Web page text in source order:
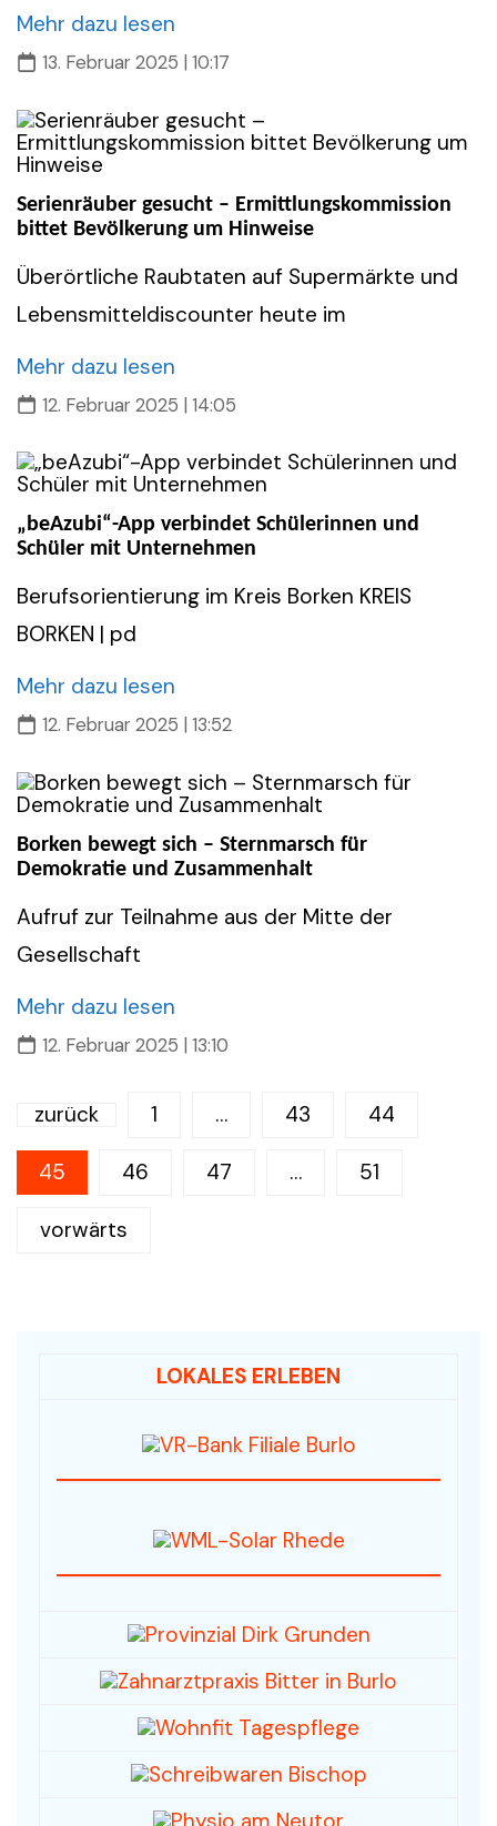
Mehr dazu lesen
13. Februar 2025 | 10:17
Serienräuber gesucht – Ermittlungskommission
bittet Bevölkerung um Hinweise
Überörtliche Raubtaten auf Supermärkte und
Lebensmitteldiscounter heute im
Mehr dazu lesen
12. Februar 2025 | 14:05
„beAzubi“-App verbindet Schülerinnen und
Schüler mit Unternehmen
Berufsorientierung im Kreis Borken KREIS
BORKEN | pd
Mehr dazu lesen
12. Februar 2025 | 13:52
Borken bewegt sich – Sternmarsch für
Demokratie und Zusammenhalt
Aufruf zur Teilnahme aus der Mitte der
Gesellschaft
Mehr dazu lesen
12. Februar 2025 | 13:10
Seitennummerierung
der
Beiträge
zurück 1 … 43 44
45 46 47 … 51
vorwärts
LOKALES ERLEBEN